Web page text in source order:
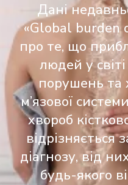
Дані
«Global burden
про те, що
людей у
порушень та
м’язової
хвороб
відрізняється
діагнозу, від
будь-якого